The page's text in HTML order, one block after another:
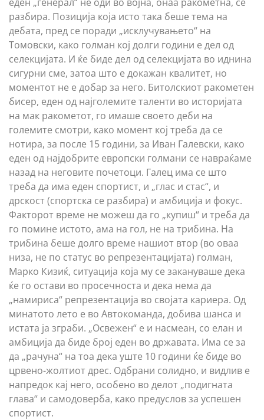
разбира. Позиција која исто така беше тема на
дебата, пред се поради „исклучувањето“ на
Томовски, како голман кој долги години е дел од
селекцијата. И ќе биде дел од селекцијата во иднина
сигурни сме, затоа што е докажан квалитет, но
моментот не е добар за него. Битолскиот ракометен
бисер, еден од најголемите таленти во историјата
на мак ракометот, го имаше своето деби на
големите смотри, како момент кој треба да се
нотира, за после 15 години, за Иван Галевски, како
еден од најдобрите европски голмани се навраќаме
назад на неговите почетоци. Галец има се што
треба да има еден спортист, и „глас и стас“, и
дрскост (спортска се разбира) и амбиција и фокус.
Факторот време не можеш да го „купиш“ и треба да
го помине истото, ама на гол, не на трибина. На
трибина беше долго време нашиот втор (во оваа
низа, не по статус во репрезентацијата) голман,
Марко Кизиќ, ситуација која му се закануваше дека
ќе го остави во просечноста и дека нема да
„намириса“ репрезентација во својата кариера. Од
минатото лето е во Автокоманда, добива шанса и
истата ја зграби. „Освежен“ е и насмеан, со елан и
амбиција да биде број еден во државата. Има се за
да „рачуна“ на тоа дека уште 10 години ќе биде во
црвено-жолтиот дрес. Одбрани солидно, и видлив е
напредок кај него, особено во делот „подигната
глава“ и самодоверба, како предуслов за успешен
спортист.